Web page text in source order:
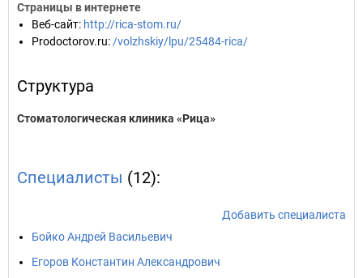
Страницы в интернете
Веб-сайт: http://rica-stom.ru/
Prodoctorov.ru: /volzhskiy/lpu/25484-rica/
Структура
Стоматологическая клиника «Рица»
Специалисты (12):
Добавить специалиста
Бойко Андрей Васильевич
Егоров Константин Александрович